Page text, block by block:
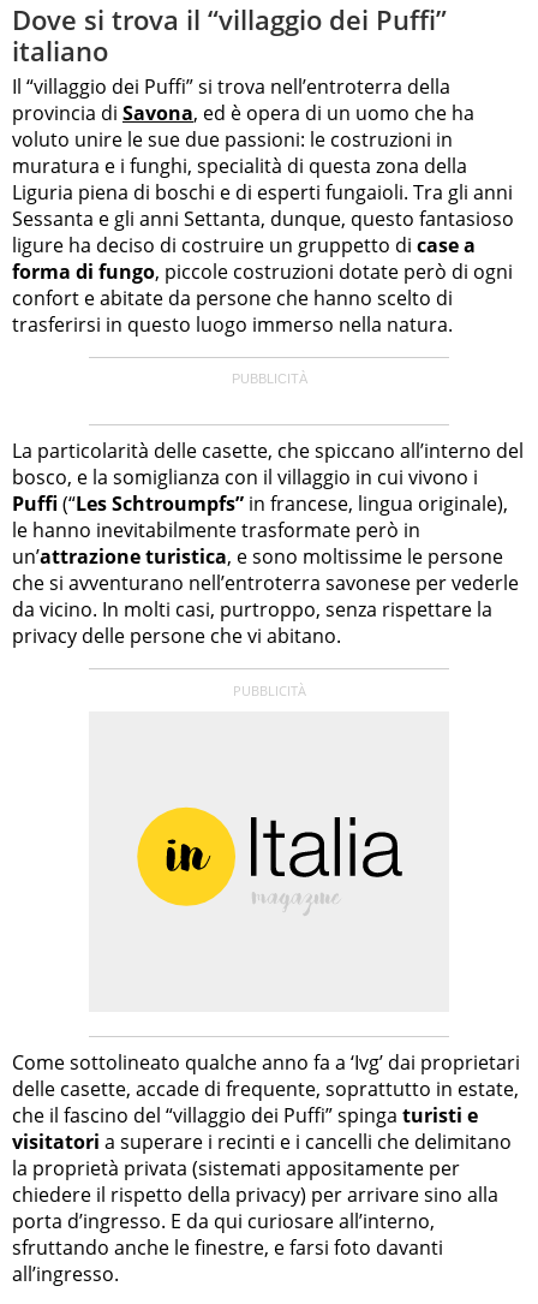
Dove si trova il “villaggio dei Puffi”
italiano
Il “villaggio dei Puffi” si trova nell’entroterra della
provincia di Savona, ed è opera di un uomo che ha
voluto unire le sue due passioni: le costruzioni in
muratura e i funghi, specialità di questa zona della
Liguria piena di boschi e di esperti fungaioli. Tra gli anni
Sessanta e gli anni Settanta, dunque, questo fantasioso
ligure ha deciso di costruire un gruppetto di case a
forma di fungo, piccole costruzioni dotate però di ogni
confort e abitate da persone che hanno scelto di
trasferirsi in questo luogo immerso nella natura.
La particolarità delle casette, che spiccano all’interno del
bosco, e la somiglianza con il villaggio in cui vivono i
Puffi (“Les Schtroumpfs” in francese, lingua originale),
le hanno inevitabilmente trasformate però in
un’attrazione turistica, e sono moltissime le persone
che si avventurano nell’entroterra savonese per vederle
da vicino. In molti casi, purtroppo, senza rispettare la
privacy delle persone che vi abitano.
Come sottolineato qualche anno fa a ‘Ivg’ dai proprietari
delle casette, accade di frequente, soprattutto in estate,
che il fascino del “villaggio dei Puffi” spinga turisti e
visitatori a superare i recinti e i cancelli che delimitano
la proprietà privata (sistemati appositamente per
chiedere il rispetto della privacy) per arrivare sino alla
porta d’ingresso. E da qui curiosare all’interno,
sfruttando anche le finestre, e farsi foto davanti
all’ingresso.